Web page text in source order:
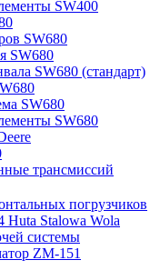
SW400
SW680
SW680
SW680 (стандарт)
SW680
SW680
трансмиссий
погрузчиков
Huta Stalowa Wola
системы
ZM-151